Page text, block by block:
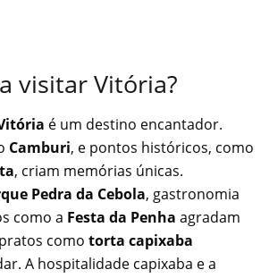
visitar Vitória?
é um destino encantador.
Camburi, e pontos históricos, como
, criam memórias únicas.
Pedra da Cebola, gastronomia
como a Festa da Penha agradam
como torta capixaba
A hospitalidade capixaba e a